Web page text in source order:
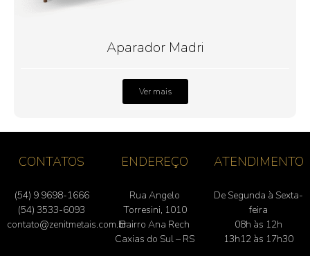
Aparador Madri
Ver mais
CONTATOS
(54) 9 9698-1666
(54) 3533-6093
contato@zenitmetais.com.br
ENDEREÇO
Rua Angelo
Torresini, 1010
Bairro Ana Rech
Caxias do Sul – RS
ATENDIMENTO
De Segunda à Sexta-
feira
08h às 12h
13h12 às 17h30